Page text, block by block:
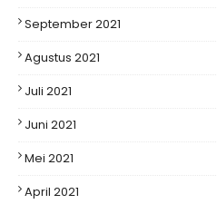
September 2021
Agustus 2021
Juli 2021
Juni 2021
Mei 2021
April 2021